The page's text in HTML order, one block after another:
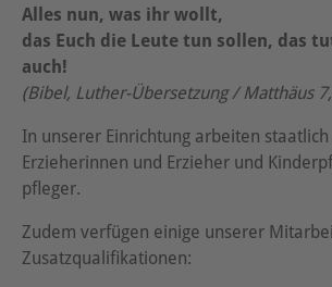
Alles nun, was ihr wollt,
das Euch die Leute tun sollen, das
auch!
(Bibel, Luther-Übersetzung / Matthäus
In unserer Einrichtung arbeiten
Erzieherinnen und Erzieher und
pfleger.
Zudem verfügen einige unserer
Zusatzqualifikationen: